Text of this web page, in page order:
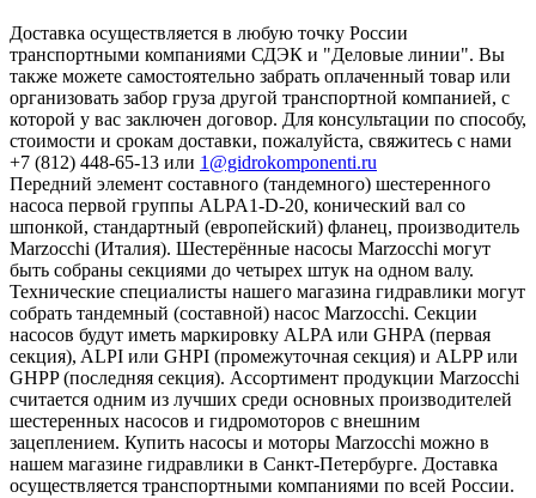
Доставка осуществляется в любую точку России
транспортными компаниями СДЭК и "Деловые линии". Вы
также можете самостоятельно забрать оплаченный товар или
организовать забор груза другой транспортной компанией, с
которой у вас заключен договор. Для консультации по способу,
стоимости и срокам доставки, пожалуйста, свяжитесь с нами
+7 (812) 448-65-13 или 1@gidrokomponenti.ru
Передний элемент составного (тандемного) шестеренного
насоса первой группы ALPA1-D-20, конический вал со
шпонкой, стандартный (европейский) фланец, производитель
Marzocchi (Италия). Шестерённые насосы Marzocchi могут
быть собраны секциями до четырех штук на одном валу.
Технические специалисты нашего магазина гидравлики могут
собрать тандемный (составной) насос Marzocchi. Секции
насосов будут иметь маркировку ALPA или GHPA (первая
секция), ALPI или GHPI (промежуточная секция) и ALPP или
GHPP (последняя секция). Ассортимент продукции Marzocchi
считается одним из лучших среди основных производителей
шестеренных насосов и гидромоторов с внешним
зацеплением. Купить насосы и моторы Marzocchi можно в
нашем магазине гидравлики в Санкт-Петербурге. Доставка
осуществляется транспортными компаниями по всей России.